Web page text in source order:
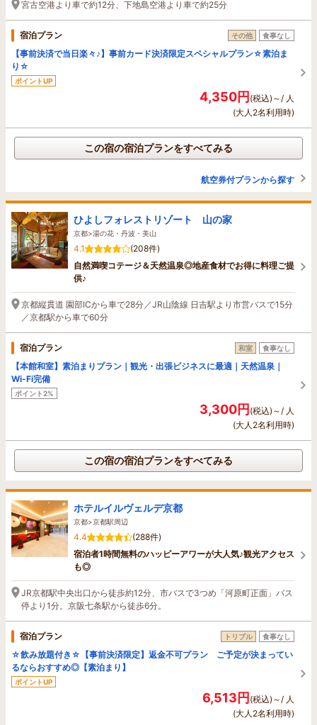
宮古空港より車で約12分、下地島空港より車で約25分
宿泊プラン その他 食事なし
【事前決済で当日楽々♪】事前カード決済限定スペシャルプラン☆素泊ま
り☆
ポイントUP
4,350円(税込)～/ 人
(大人2名利用時)
この宿の宿泊プランをすべてみる
航空券付プランから探す
ひよしフォレストリゾート 山の家
京都>湯の花・丹波・美山
4.1
(208件)
自然満喫コテージ＆天然温泉◎地産食材でお得に料理ご提
供♪
京都縦貫道 園部ICから車で28分／JR山陰線 日吉駅より市営バスで15分
／京都駅から車で60分
宿泊プラン 和室 食事なし
【本館和室】素泊まりプラン｜観光・出張ビジネスに最適｜天然温泉｜
Wi-Fi完備
ポイント2%
3,300円(税込)～/ 人
(大人2名利用時)
この宿の宿泊プランをすべてみる
ホテルイルヴェルデ京都
京都>京都駅周辺
4.4
(288件)
宿泊者1時間無料のハッピーアワーが大人気♪観光アクセス
も◎
JR京都駅中央出口から徒歩約12分、市バスで3つめ「河原町正面」バス
停より1分。京阪七条駅から徒歩6分。
宿泊プラン トリプル 食事なし
☆飲み放題付き☆【事前決済限定】返金不可プラン ご予定が決まってい
るならおすすめ◎【素泊まり】
ポイントUP
6,513円(税込)～/ 人
(大人2名利用時)